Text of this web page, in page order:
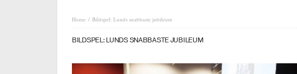
Home Bildspel: Lunds snabbaste jubileum
BILDSPEL: LUNDS SNABBASTE JUBILEUM